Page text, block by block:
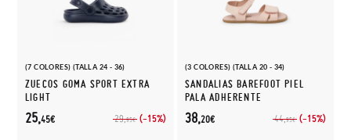
(7 COLORES) (TALLA 24 - 36)
ZUECOS GOMA SPORT EXTRA
LIGHT
29,95€ (-15%)
25,45€
(3 COLORES) (TALLA 20 - 34)
SANDALIAS BAREFOOT PIEL
PALA ADHERENTE
44,95€ (-15%)
38,20€